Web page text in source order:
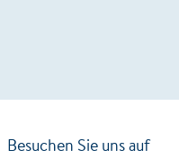
Besuchen Sie uns auf